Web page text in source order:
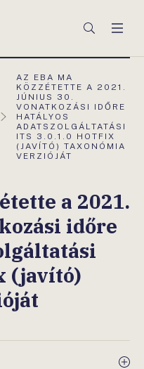
Keresés
AKTUÁLIS
OLDAL:
AZ EBA MA
KÖZZÉTETTE A 2021.
JÚNIUS 30.
VONATKOZÁSI IDŐRE
HATÁLYOS
ADATSZOLGÁLTATÁSI
ITS 3.0.1.0 HOTFIX
(JAVÍTÓ) TAXONÓMIA
VERZIÓJÁT
a 2021.
időre
(javító)